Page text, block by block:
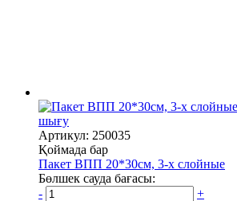
шығу
Артикул: 250035
Қоймада бар
Пакет ВПП 20*30см, 3-х слойные
Бөлшек сауда бағасы:
-
+